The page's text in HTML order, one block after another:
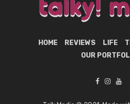
HOME REVIEWS LIFE
OUR